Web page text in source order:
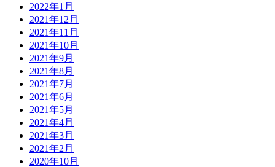
2022年1月
2021年12月
2021年11月
2021年10月
2021年9月
2021年8月
2021年7月
2021年6月
2021年5月
2021年4月
2021年3月
2021年2月
2020年10月